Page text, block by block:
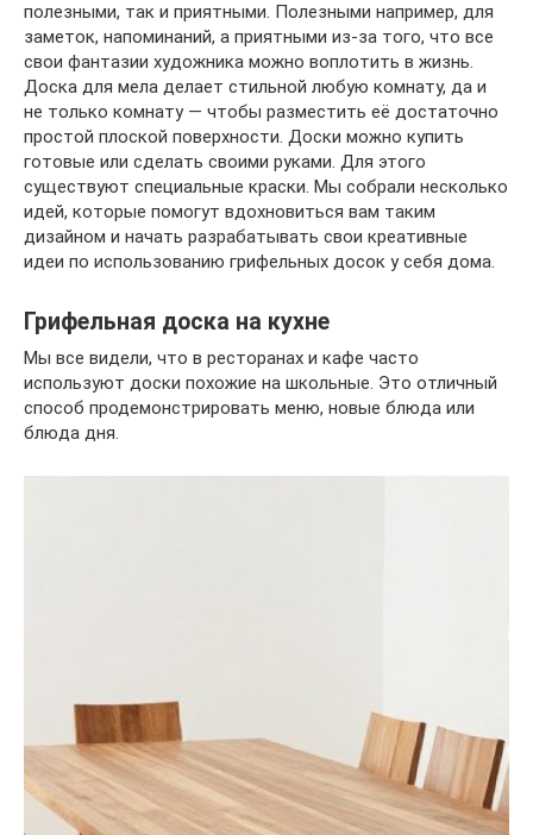
полезными, так и приятными. Полезными например, для
заметок, напоминаний, а приятными из-за того, что все
свои фантазии художника можно воплотить в жизнь.
Доска для мела делает стильной любую комнату, да и
не только комнату — чтобы разместить её достаточно
простой плоской поверхности. Доски можно купить
готовые или сделать своими руками. Для этого
существуют специальные краски. Мы собрали несколько
идей, которые помогут вдохновиться вам таким
дизайном и начать разрабатывать свои креативные
идеи по использованию грифельных досок у себя дома.
Грифельная доска на кухне
Мы все видели, что в ресторанах и кафе часто
используют доски похожие на школьные. Это отличный
способ продемонстрировать меню, новые блюда или
блюда дня.